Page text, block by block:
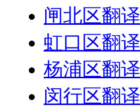
闸北区翻译
虹口区翻译
杨浦区翻译
闵行区翻译